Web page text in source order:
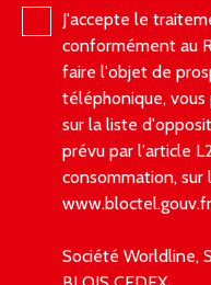
J'accepte le
conformément au
faire l'objet de
téléphonique,
sur la liste
prévu par l'article
consommation,
Société Worldline,